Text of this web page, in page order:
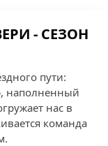
- СЕЗОН
пути:
наполненный
нас в
команда